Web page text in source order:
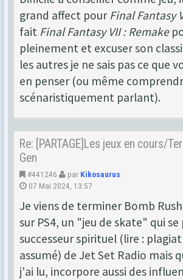
grand affect pourFinal Fantasy
fait Final Fantasy VII : Remake
pleinement et excuser son
les autres je ne sais pas ce que
en penser (ou même
scénaristiquement parlant).
Re: [PARTAGE]Les jeux en cours/
Gen
#441246 par Kikosaurus
07 Mai 2024, 13:57
Je viens de terminer Bomb
sur PS4, un "jeu de skate" qui se
successeur spirituel (lire :
assumé) de Jet Set Radio mais
j'ai lu, incorpore aussi des